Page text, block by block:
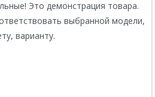
Это демонстрация товара.
выбранной модели,
варианту.